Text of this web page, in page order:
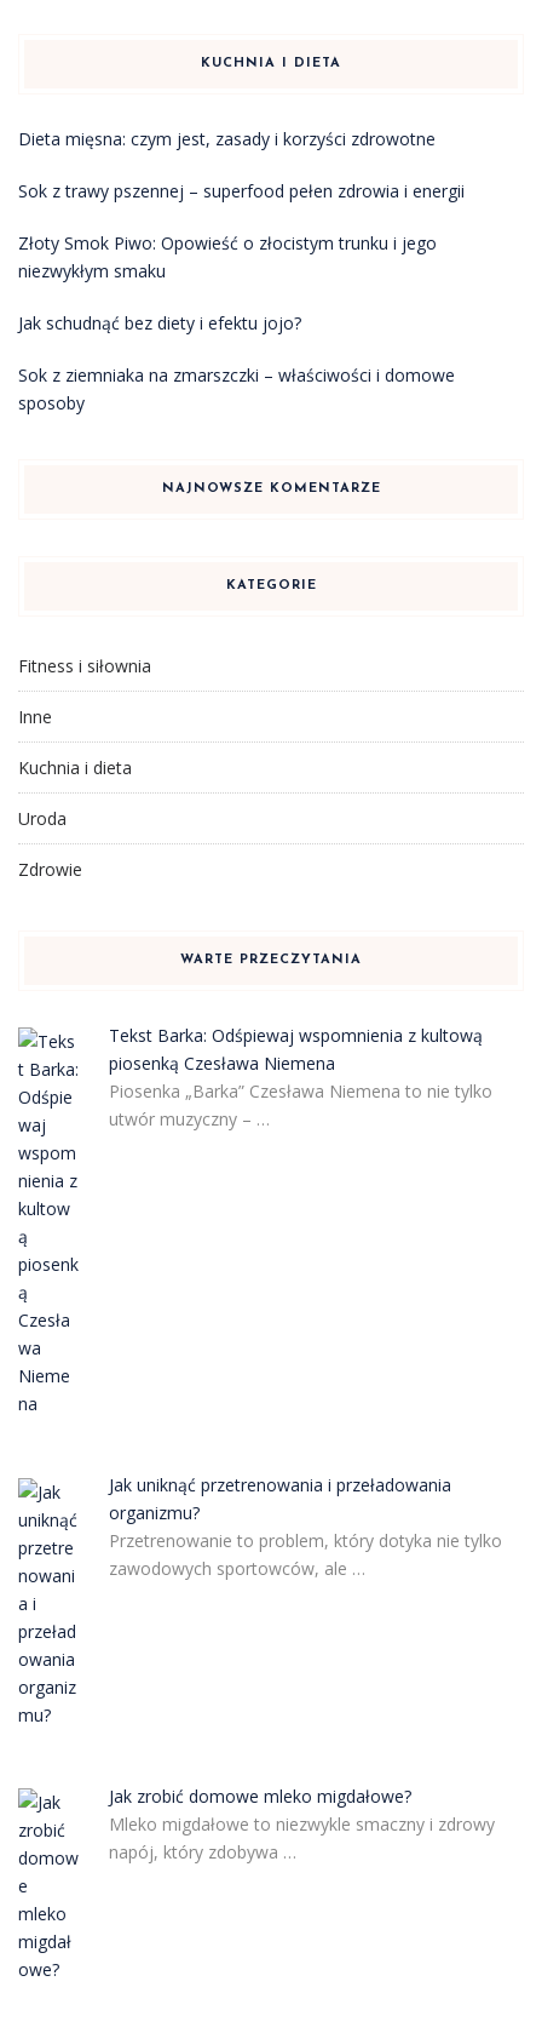
KUCHNIA I DIETA
Dieta mięsna: czym jest, zasady i korzyści zdrowotne
Sok z trawy pszennej – superfood pełen zdrowia i energii
Złoty Smok Piwo: Opowieść o złocistym trunku i jego
niezwykłym smaku
Jak schudnąć bez diety i efektu jojo?
Sok z ziemniaka na zmarszczki – właściwości i domowe
sposoby
NAJNOWSZE KOMENTARZE
KATEGORIE
Fitness i siłownia
Inne
Kuchnia i dieta
Uroda
Zdrowie
WARTE PRZECZYTANIA
Tekst Barka: Odśpiewaj wspomnienia z kultową
piosenką Czesława Niemena
Piosenka „Barka” Czesława Niemena to nie tylko
utwór muzyczny – …
Jak uniknąć przetrenowania i przeładowania
organizmu?
Przetrenowanie to problem, który dotyka nie tylko
zawodowych sportowców, ale …
Jak zrobić domowe mleko migdałowe?
Mleko migdałowe to niezwykle smaczny i zdrowy
napój, który zdobywa …